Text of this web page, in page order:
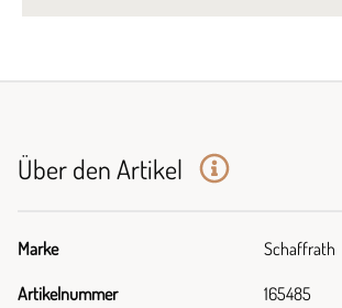
Über den Artikel
Marke Schaffrath
Artikelnummer 165485